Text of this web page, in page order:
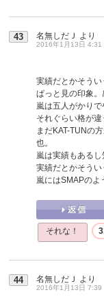
43 名無しだＪ より
2016年1月13日 4:31
実績だとかそうい
ぱっと見の印象。
嵐は五人がかりで
それぐらい格が違
まだKAT-TUNの
也。
嵐は実績もあるし
実績だとかそうい
嵐にはSMAPのよ
それな！
44 名無しだＪ より
2016年1月13日 7:39